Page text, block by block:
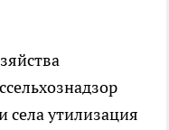
села утилизация